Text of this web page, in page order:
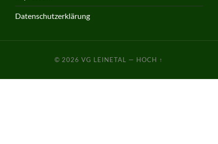
Datenschutzerklärung
© 2026VG LEINETAL — HOCH ↑